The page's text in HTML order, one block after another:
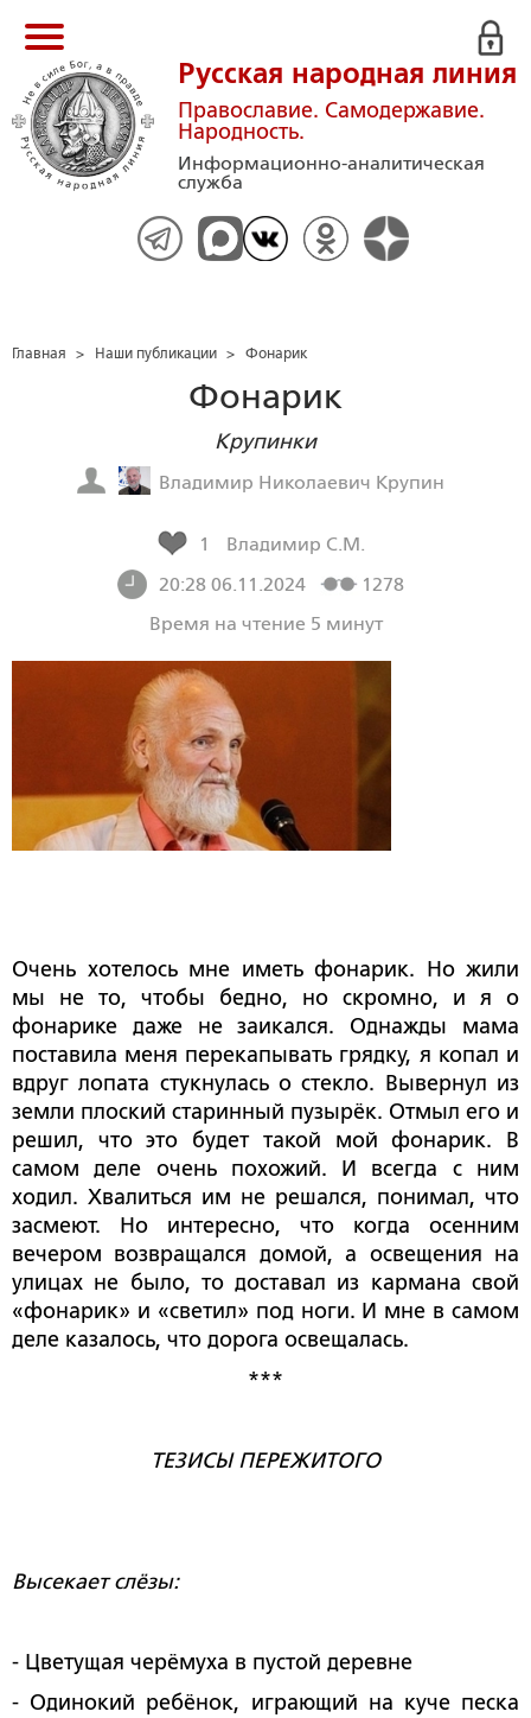
Русская народная линия
Православие. Самодержавие.
Народность.
Информационно-аналитическая
служба
Главная > Наши публикации > Фонарик
Фонарик
Крупинки
Владимир Николаевич Крупин
1
Владимир С.М.
20:28 06.11.2024
1278
Время на чтение 5 минут
Очень хотелось мне иметь фонарик. Но жили
мы не то, чтобы бедно, но скромно, и я о
фонарике даже не заикался. Однажды мама
поставила меня перекапывать грядку, я копал и
вдруг лопата стукнулась о стекло. Вывернул из
земли плоский старинный пузырёк. Отмыл его и
решил, что это будет такой мой фонарик. В
самом деле очень похожий. И всегда с ним
ходил. Хвалиться им не решался, понимал, что
засмеют. Но интересно, что когда осенним
вечером возвращался домой, а освещения на
улицах не было, то доставал из кармана свой
«фонарик» и «светил» под ноги. И мне в самом
деле казалось, что дорога освещалась.
***
ТЕЗИСЫ ПЕРЕЖИТОГО
Высекает слёзы:
- Цветущая черёмуха в пустой деревне
- Одинокий ребёнок, играющий на куче песка